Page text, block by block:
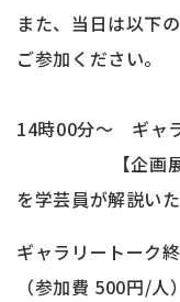
また、当日は以下
ご参加ください。
14時00分～ ギャ
【企画展】五
を学芸員が解説いた
ギャラリートーク
（参加費 500円/人）